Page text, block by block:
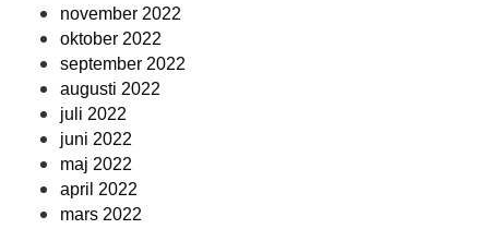
november 2022
oktober 2022
september 2022
augusti 2022
juli 2022
juni 2022
maj 2022
april 2022
mars 2022